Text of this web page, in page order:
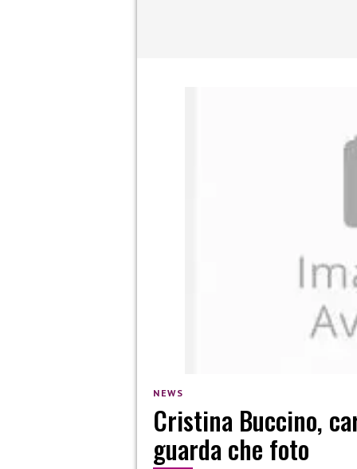
NEWS
Cristina Buccino,
guarda che foto